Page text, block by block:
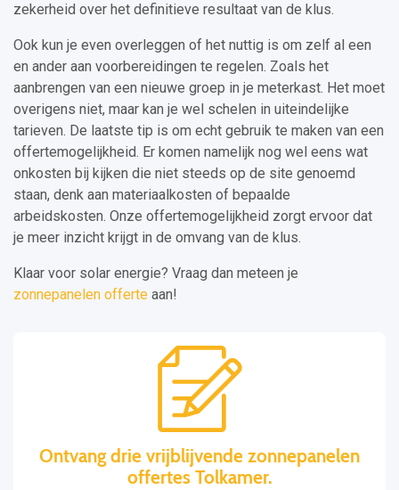
zekerheid over het definitieve resultaat van de klus.
Ook kun je even overleggen of het nuttig is om zelf al een
en ander aan voorbereidingen te regelen. Zoals het
aanbrengen van een nieuwe groep in je meterkast. Het moet
overigens niet, maar kan je wel schelen in uiteindelijke
tarieven. De laatste tip is om echt gebruik te maken van een
offertemogelijkheid. Er komen namelijk nog wel eens wat
onkosten bij kijken die niet steeds op de site genoemd
staan, denk aan materiaalkosten of bepaalde
arbeidskosten. Onze offertemogelijkheid zorgt ervoor dat
je meer inzicht krijgt in de omvang van de klus.
Klaar voor solar energie? Vraag dan meteen je
zonnepanelen offerte aan!
Ontvang drie vrijblijvende zonnepanelen
offertes Tolkamer.